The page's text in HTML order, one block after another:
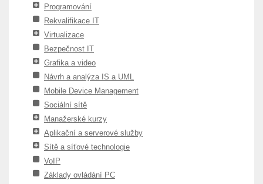
Programování
Rekvalifikace IT
Virtualizace
Bezpečnost IT
Grafika a video
Návrh a analýza IS a UML
Mobile Device Management
Sociální sítě
Manažerské kurzy
Aplikační a serverové služby
Sítě a síťové technologie
VoIP
Základy ovládání PC